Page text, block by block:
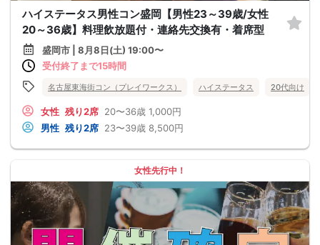
ハイステータス男性コン盛岡【男性23～39歳/女性
20～36歳】料理飲放題付・連絡先交換有・着席型
盛岡市 | 8月8日(土) 19:00〜
受付終了まで15時間
名古屋東海街コン（プレイワークス） ハイステータス 20代向け
女性 残り2席 20〜36歳 1,000円
男性 残り2席 23〜39歳 8,500円
女性先行中！